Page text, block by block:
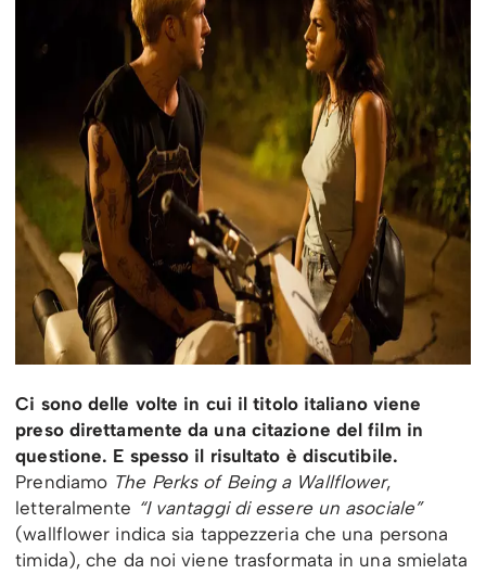
Ci sono delle volte in cui il titolo italiano viene
preso direttamente da una citazione del film in
questione. E spesso il risultato è discutibile.
Prendiamo The Perks of Being a Wallflower,
letteralmente “I vantaggi di essere un asociale”
(wallflower indica sia tappezzeria che una persona
timida), che da noi viene trasformata in una smielata